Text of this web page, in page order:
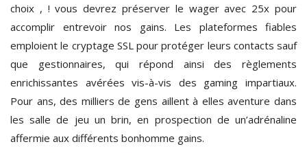
choix , ! vous devrez préserver le wager avec 25x pour
accomplir entrevoir nos gains. Les plateformes fiables
emploient le cryptage SSL pour protéger leurs contacts sauf
que gestionnaires, qui répond ainsi des règlements
enrichissantes avérées vis-à-vis des gaming impartiaux.
Pour ans, des milliers de gens aillent à elles aventure dans
les salle de jeu un brin, en prospection de un’adrénaline
affermie aux différents bonhomme gains.